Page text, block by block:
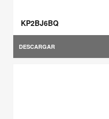
KP2BJ6BQ
DESCARGAR